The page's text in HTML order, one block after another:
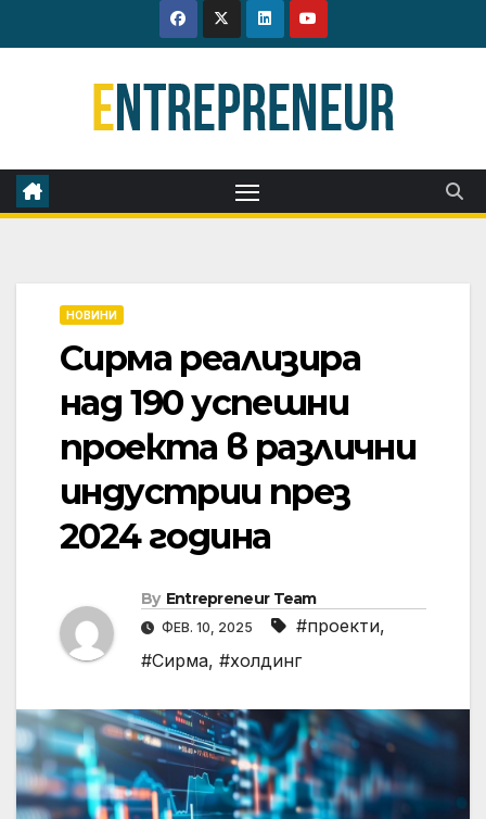
to
НОВИНИ
Сирма реализира
над 190 успешни
проекта в различни
индустрии през
2024 година
By Entrepreneur Team
ФЕВ. 10, 2025 #проекти,
#Сирма, #холдинг